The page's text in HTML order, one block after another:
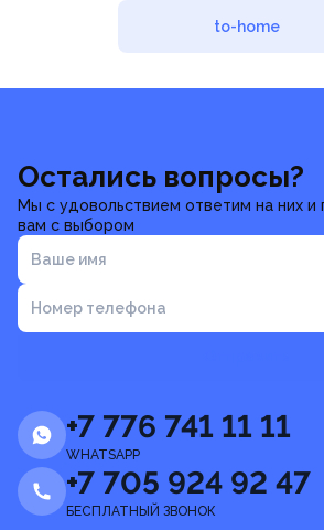
to-home
Остались вопросы?
Мы с удовольствием ответим на них
вам с выбором
Ваше имя
Номер телефона
+7 776 741 11 11
WHATSAPP
+7 705 924 92 47
БЕСПЛАТНЫЙ ЗВОНОК